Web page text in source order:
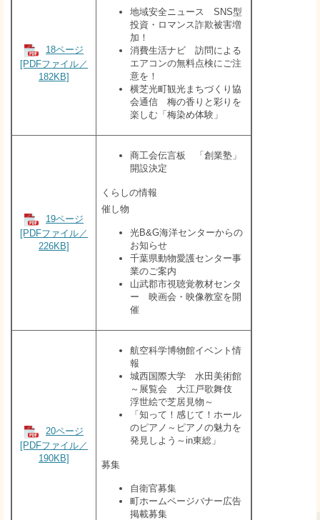
18ページ
[PDFファイル／
182KB]
地域安全ニュース SNS型
投資・ロマンス詐欺被害増
加！
消費生活ナビ 訪問による
エアコンの無料点検にご注
意を！
横芝光町観光まちづくり協
会通信 梅の香りと彩りを
楽しむ「梅染め体験」
19ページ
[PDFファイル／
226KB]
商工会伝言板 「創業塾」
開設決定
くらしの情報
催し物
光B&G海洋センターからの
お知らせ
千葉県動物愛護センター事
業のご案内
山武郡市視聴覚教材センタ
ー 映画会・映像教室を開
催
20ページ
[PDFファイル／
190KB]
航空科学博物館イベント情
報
城西国際大学 水田美術館
～展覧会 大江戸歌舞伎
浮世絵で芝居見物～
「知って！感じて！ホール
のピアノ～ピアノの魅力を
発見しよう～in東総」
募集
自衛官募集
町ホームページバナー広告
掲載募集